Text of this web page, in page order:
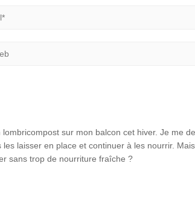
lombricompost sur mon balcon cet hiver. Je me
les laisser en place et continuer à les nourrir.
sans trop de nourriture fraîche ?